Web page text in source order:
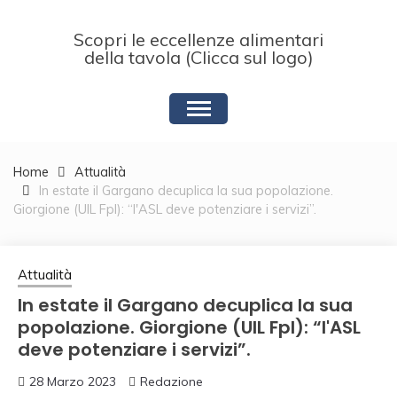
Scopri le eccellenze alimentari
della tavola (Clicca sul logo)
Home
Attualità
In estate il Gargano decuplica la sua popolazione.
Giorgione (UIL Fpl): “l'ASL deve potenziare i servizi”.
Attualità
In estate il Gargano decuplica la sua
popolazione. Giorgione (UIL Fpl): “l'ASL
deve potenziare i servizi”.
28 Marzo 2023 Redazione